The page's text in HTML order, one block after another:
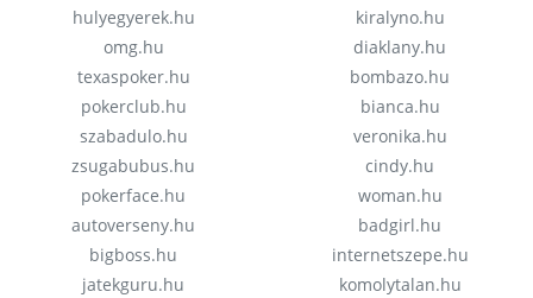
hulyegyerek.hu
omg.hu
texaspoker.hu
pokerclub.hu
szabadulo.hu
zsugabubus.hu
pokerface.hu
autoverseny.hu
bigboss.hu
jatekguru.hu
kiralyno.hu
diaklany.hu
bombazo.hu
bianca.hu
veronika.hu
cindy.hu
woman.hu
badgirl.hu
internetszepe.hu
komolytalan.hu